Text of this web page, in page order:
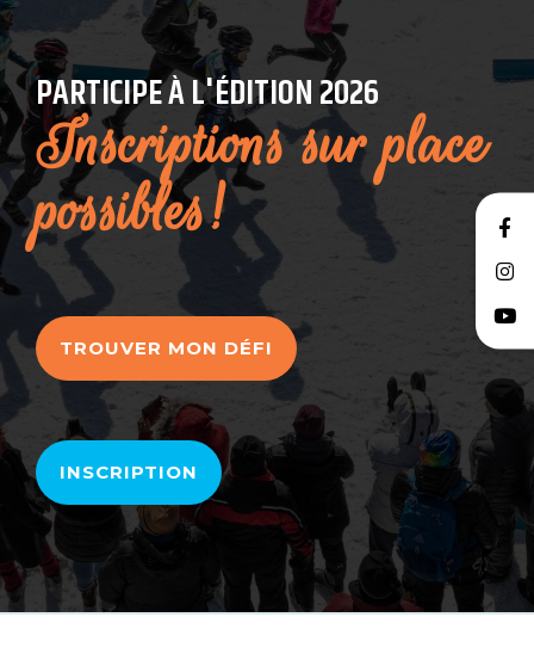
PARTICIPE À L'ÉDITION 2026
Inscriptions sur place
possibles!
TROUVER MON DÉFI
INSCRIPTION